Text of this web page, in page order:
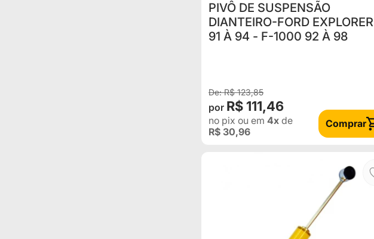
PIVÔ DE SUSPENSÃO
DIANTEIRO-FORD EXPLORER
91 À 94 - F-1000 92 À 98
R$ 123,85
R$ 111,46
no pix ou em 4x de
R$ 30,96
Comprar